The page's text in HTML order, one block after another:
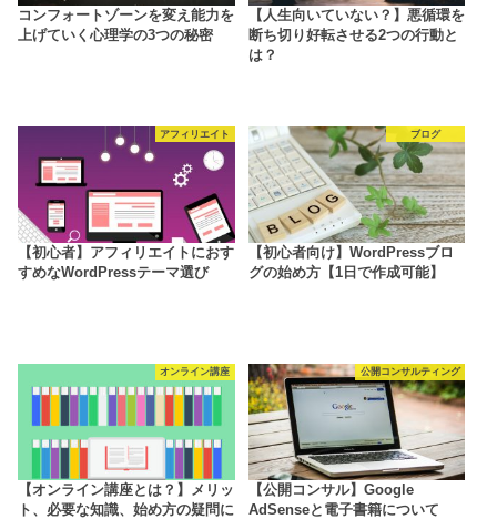
コンフォートゾーンを変え能力を
上げていく心理学の3つの秘密
【人生向いていない？】悪循環を
断ち切り好転させる2つの行動と
は？
アフィリエイト
【初心者】アフィリエイトにおす
すめなWordPressテーマ選び
ブログ
【初心者向け】WordPressブロ
グの始め方【1日で作成可能】
オンライン講座
【オンライン講座とは？】メリッ
ト、必要な知識、始め方の疑問に
公開コンサルティング
【公開コンサル】Google
AdSenseと電子書籍について